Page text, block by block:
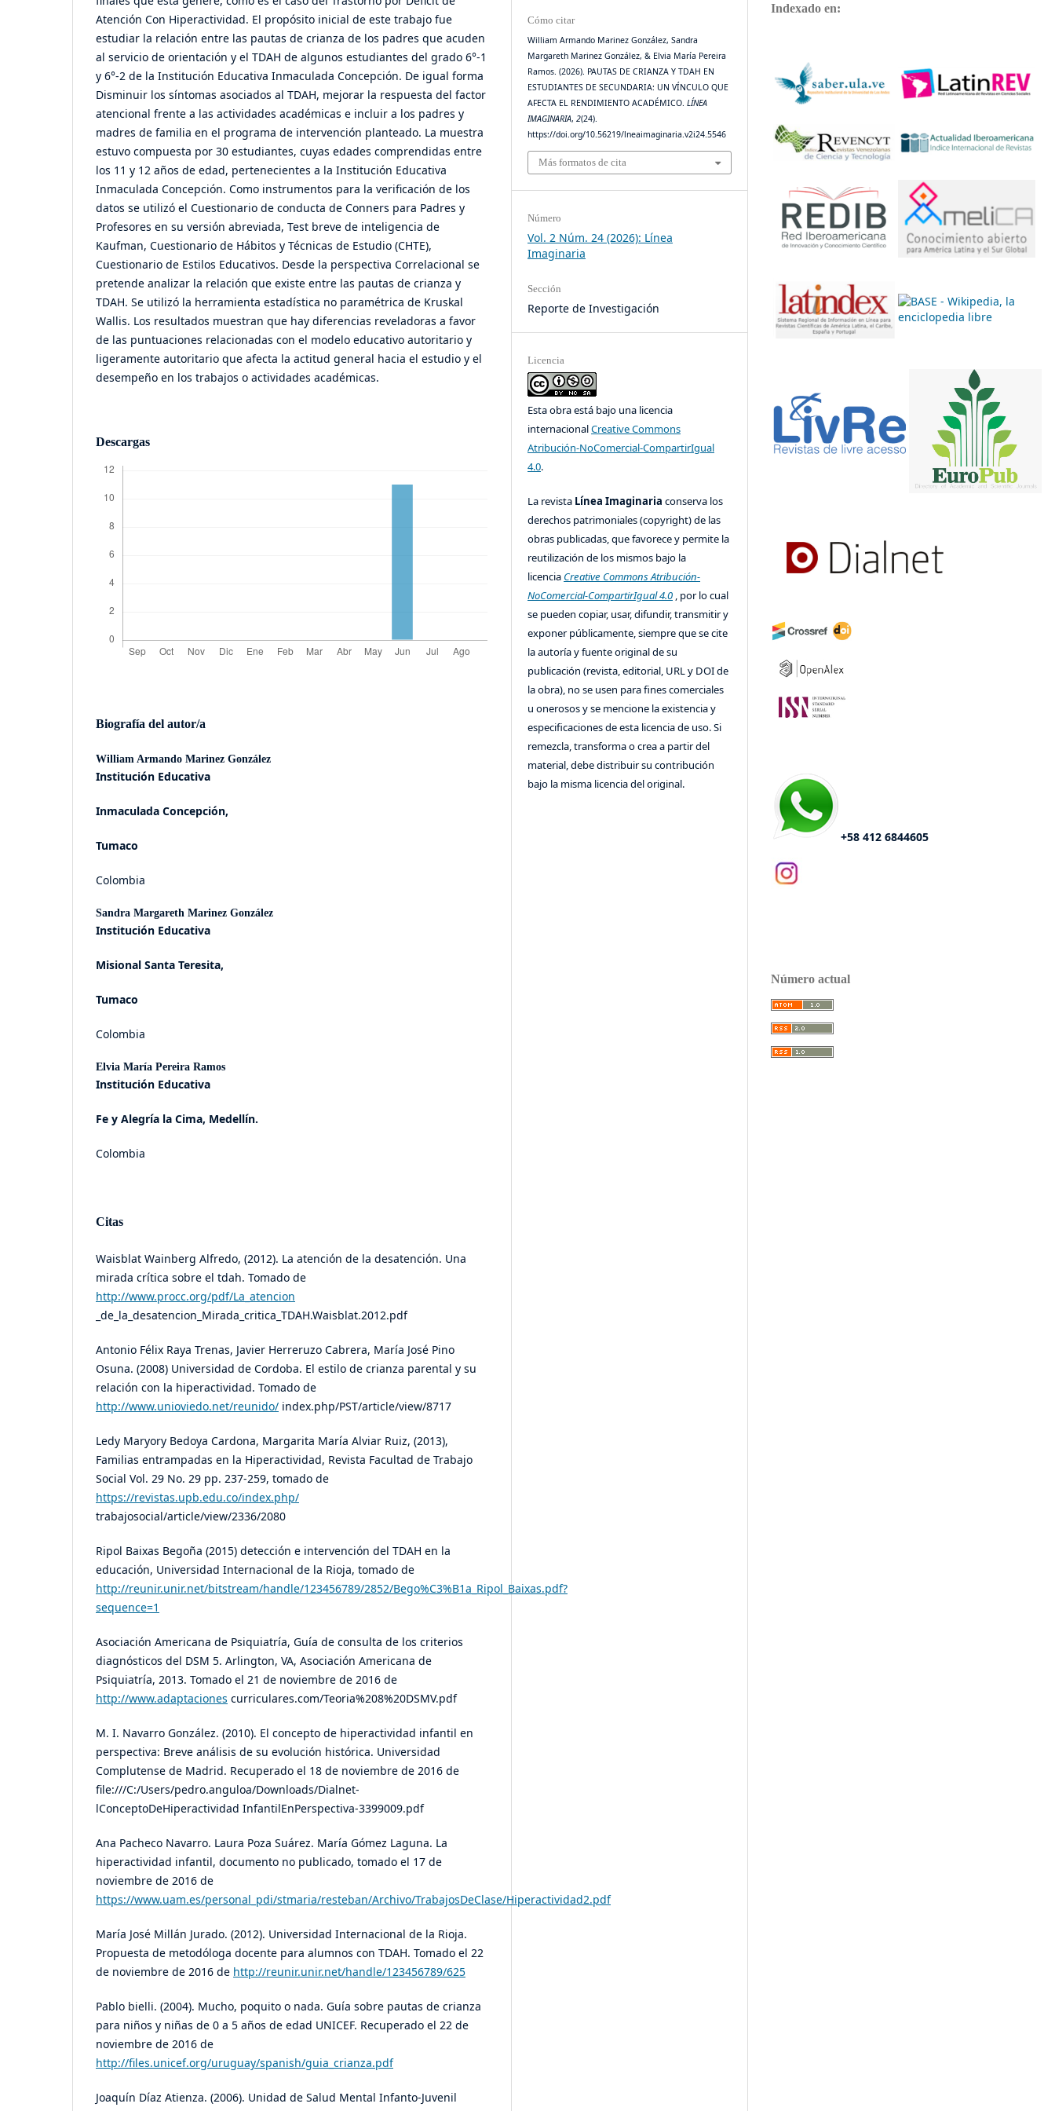
Atención Con Hiperactividad. El propósito inicial de este trabajo fue
estudiar la relación entre las pautas de crianza de los padres que acuden
al servicio de orientación y el TDAH de algunos estudiantes del grado 6°-1
y 6°-2 de la Institución Educativa Inmaculada Concepción. De igual forma
Disminuir los síntomas asociados al TDAH, mejorar la respuesta del factor
atencional frente a las actividades académicas e incluir a los padres y
madres de familia en el programa de intervención planteado. La muestra
estuvo compuesta por 30 estudiantes, cuyas edades comprendidas entre
los 11 y 12 años de edad, pertenecientes a la Institución Educativa
Inmaculada Concepción. Como instrumentos para la verificación de los
datos se utilizó el Cuestionario de conducta de Conners para Padres y
Profesores en su versión abreviada, Test breve de inteligencia de
Kaufman, Cuestionario de Hábitos y Técnicas de Estudio (CHTE),
Cuestionario de Estilos Educativos. Desde la perspectiva Correlacional se
pretende analizar la relación que existe entre las pautas de crianza y
TDAH. Se utilizó la herramienta estadística no paramétrica de Kruskal
Wallis. Los resultados muestran que hay diferencias reveladoras a favor
de las puntuaciones relacionadas con el modelo educativo autoritario y
ligeramente autoritario que afecta la actitud general hacia el estudio y el
desempeño en los trabajos o actividades académicas.
Descargas
Biografía del autor/a
William Armando Marinez González
Institución Educativa
Inmaculada Concepción,
Tumaco
Colombia
Sandra Margareth Marinez González
Institución Educativa
Misional Santa Teresita,
Tumaco
Colombia
Elvia María Pereira Ramos
Institución Educativa
Fe y Alegría la Cima, Medellín.
Colombia
Citas
Waisblat Wainberg Alfredo, (2012). La atención de la desatención. Una
mirada crítica sobre el tdah. Tomado de
http://www.procc.org/pdf/La_atencion
_de_la_desatencion_Mirada_critica_TDAH.Waisblat.2012.pdf
Antonio Félix Raya Trenas, Javier Herreruzo Cabrera, María José Pino
Osuna. (2008) Universidad de Cordoba. El estilo de crianza parental y su
relación con la hiperactividad. Tomado de
http://www.unioviedo.net/reunido/ index.php/PST/article/view/8717
Ledy Maryory Bedoya Cardona, Margarita María Alviar Ruiz, (2013),
Familias entrampadas en la Hiperactividad, Revista Facultad de Trabajo
Social Vol. 29 No. 29 pp. 237-259, tomado de
https://revistas.upb.edu.co/index.php/
trabajosocial/article/view/2336/2080
Ripol Baixas Begoña (2015) detección e intervención del TDAH en la
educación, Universidad Internacional de la Rioja, tomado de
http://reunir.unir.net/bitstream/handle/123456789/2852/Bego%C3%B1a_Ripol_Baixas.pdf?
sequence=1
Asociación Americana de Psiquiatría, Guía de consulta de los criterios
diagnósticos del DSM 5. Arlington, VA, Asociación Americana de
Psiquiatría, 2013. Tomado el 21 de noviembre de 2016 de
http://www.adaptaciones curriculares.com/Teoria%208%20DSMV.pdf
M. I. Navarro González. (2010). El concepto de hiperactividad infantil en
perspectiva: Breve análisis de su evolución histórica. Universidad
Complutense de Madrid. Recuperado el 18 de noviembre de 2016 de
file:///C:/Users/pedro.anguloa/Downloads/Dialnet-
lConceptoDeHiperactividad InfantilEnPerspectiva-3399009.pdf
Ana Pacheco Navarro. Laura Poza Suárez. María Gómez Laguna. La
hiperactividad infantil, documento no publicado, tomado el 17 de
noviembre de 2016 de
https://www.uam.es/personal_pdi/stmaria/resteban/Archivo/TrabajosDeClase/Hiperactividad2.pdf
María José Millán Jurado. (2012). Universidad Internacional de la Rioja.
Propuesta de metodóloga docente para alumnos con TDAH. Tomado el 22
de noviembre de 2016 de http://reunir.unir.net/handle/123456789/625
Pablo bielli. (2004). Mucho, poquito o nada. Guía sobre pautas de crianza
para niños y niñas de 0 a 5 años de edad UNICEF. Recuperado el 22 de
noviembre de 2016 de
http://files.unicef.org/uruguay/spanish/guia_crianza.pdf
Joaquín Díaz Atienza. (2006). Unidad de Salud Mental Infanto-Juvenil
Cómo citar
William Armando Marinez González, Sandra
Margareth Marinez González, & Elvia María Pereira
Ramos. (2026). PAUTAS DE CRIANZA Y TDAH EN
ESTUDIANTES DE SECUNDARIA: UN VÍNCULO QUE
AFECTA EL RENDIMIENTO ACADÉMICO.LÍNEA
IMAGINARIA,2(24).
https://doi.org/10.56219/lneaimaginaria.v2i24.5546
Más formatos de cita
Número
Vol. 2 Núm. 24 (2026): Línea
Imaginaria
Sección
Reporte de Investigación
Licencia
Esta obra está bajo una licencia
internacionalCreative Commons
Atribución-NoComercial-CompartirIgual
4.0.
La revista Línea Imaginariaconserva los
derechos patrimoniales (copyright) de las
obras publicadas, que favorece y permite la
reutilización de los mismos bajo la
licencia Creative Commons Atribución-
NoComercial-CompartirIgual 4.0 , por lo cual
se pueden copiar, usar, difundir, transmitir y
exponer públicamente, siempre que se cite
la autoría y fuente original de su
publicación (revista, editorial, URL y DOI de
la obra), no se usen para fines comerciales
u onerosos y se mencione la existencia y
especificaciones de esta licencia de uso. Si
remezcla, transforma o crea a partir del
material, debe distribuir su contribución
bajo la misma licencia del original.
Indexado en:
+58 412 6844605
Número actual